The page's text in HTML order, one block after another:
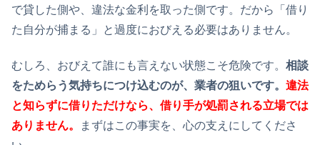
で貸した側や、違法な金利を取った側です。だから「借り
た自分が捕まる」と過度におびえる必要はありません。
むしろ、おびえて誰にも言えない状態こそ危険です。 相談
をためらう気持ちにつけ込むのが、業者の狙いです。 違法
と知らずに借りただけなら、借り手が処罰される立場では
ありません。
まずはこの事実を、心の支えにしてくださ